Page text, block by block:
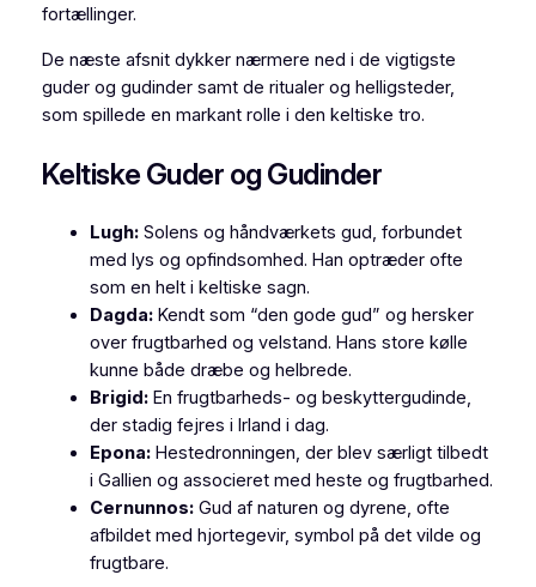
fortællinger.
De næste afsnit dykker nærmere ned i de vigtigste
guder og gudinder samt de ritualer og helligsteder,
som spillede en markant rolle i den keltiske tro.
Keltiske Guder og Gudinder
Lugh:Solens og håndværkets gud, forbundet
med lys og opfindsomhed. Han optræder ofte
som en helt i keltiske sagn.
Dagda:Kendt som “den gode gud” og hersker
over frugtbarhed og velstand. Hans store kølle
kunne både dræbe og helbrede.
Brigid:En frugtbarheds- og beskyttergudinde,
der stadig fejres i Irland i dag.
Epona:Hestedronningen, der blev særligt tilbedt
i Gallien og associeret med heste og frugtbarhed.
Cernunnos:Gud af naturen og dyrene, ofte
afbildet med hjortegevir, symbol på det vilde og
frugtbare.